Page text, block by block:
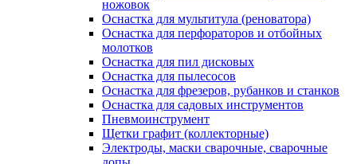
ножовок
Оснастка для мультитула (реноватора)
Оснастка для перфораторов и отбойных
молотков
Оснастка для пил дисковых
Оснастка для пылесосов
Оснастка для фрезеров, рубанков и станков
Оснастка для садовых инструментов
Пневмоинструмент
Щетки графит (коллекторные)
Электроды, маски сварочные, сварочные